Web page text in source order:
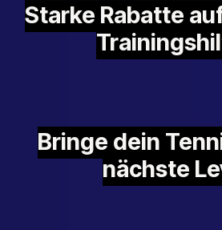
Starke Rabatte
Bringe dein
nächste